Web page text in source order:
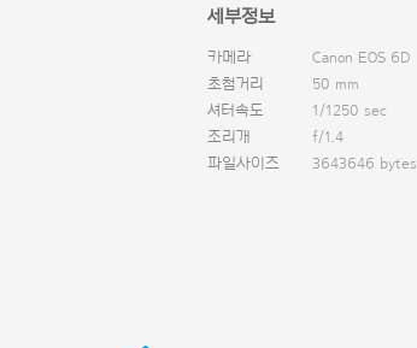
세부정보
카메라
Canon EOS 6D
초첨거리
50 mm
셔터속도
1/1250 sec
조리개
f/1.4
파일사이즈
3643646 bytes